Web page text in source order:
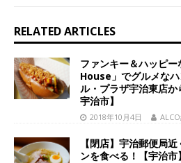
RELATED ARTICLES
ファンキー＆ハッピ
House」でグルメな
ル・プラザ宇治東店
宇治市】
2018年10月4日
【閉店】宇治郵便局
ンを食べる！【宇治市】